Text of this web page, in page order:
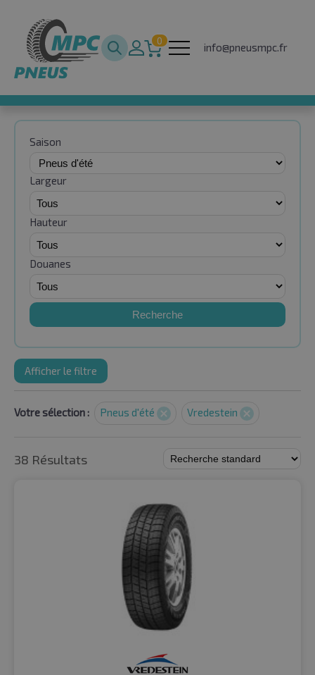
0
info@pneusmpc.fr
Saison
Largeur
Hauteur
Douanes
Recherche
Afficher le filtre
Votre sélection : Pneus d'été Vredestein
38 Résultats